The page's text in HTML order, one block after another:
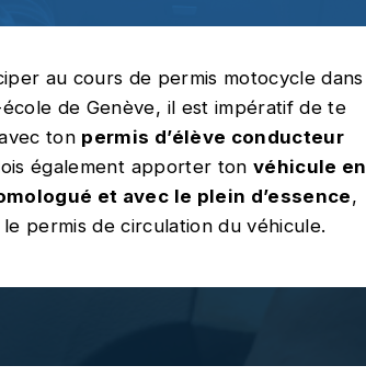
au cours de permis motocycle dans
de Genève, il est impératif de te
ton permis d’élève conducteur
également apporter ton véhicule en
et avec le plein d’essence,
le permis de circulation du véhicule.